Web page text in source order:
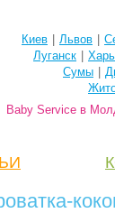
Киев Львов
Луганск
Сумы
Baby Service в